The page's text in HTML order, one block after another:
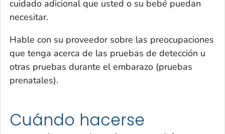
cuidado adicional que usted o su bebé puedan
necesitar.
Hable con su proveedor sobre las preocupaciones
que tenga acerca de las pruebas de detección u
otras pruebas durante el embarazo (pruebas
prenatales).
Cuándo hacerse